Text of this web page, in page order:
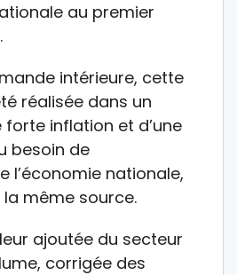
au premier
intérieure, cette
réalisée dans un
forte inflation et d’une
besoin de
l’économie nationale,
même source.
ajoutée du secteur
corrigée des